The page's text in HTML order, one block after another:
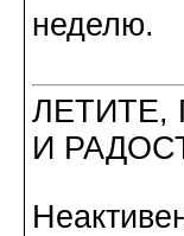
неделю.
ЛЕТИТЕ,
И